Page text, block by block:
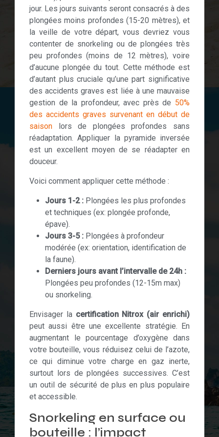
jour. Les jours suivants seront consacrés à des
plongées moins profondes (15-20 mètres), et
la veille de votre départ, vous devriez vous
contenter de snorkeling ou de plongées très
peu profondes (moins de 12 mètres), voire
d’aucune plongée du tout. Cette méthode est
d’autant plus cruciale qu’une part significative
des accidents graves est liée à une mauvaise
gestion de la profondeur, avec près de 50%
des accidents graves survenant en début de
saison lors de plongées profondes sans
réadaptation. Appliquer la pyramide inversée
est un excellent moyen de se réadapter en
douceur.
Voici comment appliquer cette méthode :
Jours 1-2 : Plongées les plus profondes
et techniques (ex: plongée profonde,
épave).
Jours 3-5 : Plongées à profondeur
modérée (ex: orientation, identification de
la faune).
Derniers jours avant l’intervalle de 24h :
Plongées peu profondes (12-15m max)
ou snorkeling.
Envisager la certification Nitrox (air enrichi)
peut aussi être une excellente stratégie. En
augmentant le pourcentage d’oxygène dans
votre bouteille, vous réduisez celui de l’azote,
ce qui diminue votre charge en gaz inerte,
surtout lors de plongées successives. C’est
un outil de sécurité de plus en plus populaire
et accessible.
Snorkeling en surface ou
bouteille : l’impact